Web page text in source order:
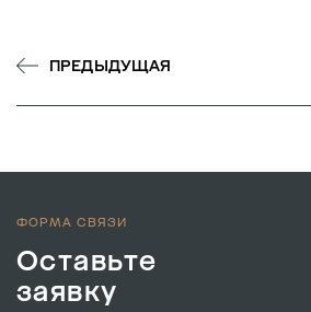
ПРЕДЫДУЩАЯ
ФОРМА СВЯЗИ
Оставьте
заявку